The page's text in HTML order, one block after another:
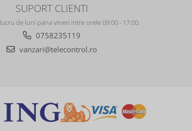
SUPORT CLIENTI
de luni pana vineri intre orele 09:00 - 17:00.
0758235119
vanzari@telecontrol.ro